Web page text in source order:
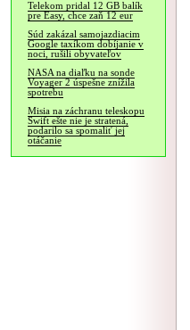
Telekom pridal 12 GB balík
pre Easy, chce zaň 12 eur
Súd zakázal samojazdiacim
Google taxíkom dobíjanie v
noci, rušili obyvateľov
NASA na diaľku na sonde
Voyager 2 úspešne znížila
spotrebu
Misia na záchranu teleskopu
Swift ešte nie je stratená,
podarilo sa spomaliť jej
otáčanie